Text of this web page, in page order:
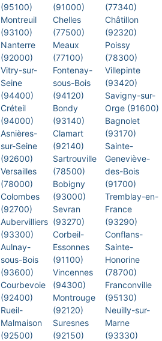
(95100)
Montreuil
(93100)
Nanterre
(92000)
Vitry-sur-
Seine
(94400)
Créteil
(94000)
Asnières-
sur-Seine
(92600)
Versailles
(78000)
Colombes
(92700)
Aubervilliers
(93300)
Aulnay-
sous-Bois
(93600)
Courbevoie
(92400)
Rueil-
Malmaison
(92500)
(91000)
Chelles
(77500)
Meaux
(77100)
Fontenay-
sous-Bois
(94120)
Bondy
(93140)
Clamart
(92140)
Sartrouville
(78500)
Bobigny
(93000)
Sevran
(93270)
Corbeil-
Essonnes
(91100)
Vincennes
(94300)
Montrouge
(92120)
Suresnes
(92150)
(77340)
Châtillon
(92320)
Poissy
(78300)
Villepinte
(93420)
Savigny-sur-
Orge (91600)
Bagnolet
(93170)
Sainte-
Geneviève-
des-Bois
(91700)
Tremblay-en-
France
(93290)
Conflans-
Sainte-
Honorine
(78700)
Franconville
(95130)
Neuilly-sur-
Marne
(93330)